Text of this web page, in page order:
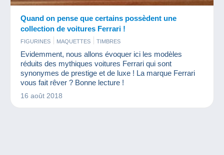
Quand on pense que certains possèdent une
collection de voitures Ferrari !
FIGURINES MAQUETTES TIMBRES
Evidemment, nous allons évoquer ici les modèles
réduits des mythiques voitures Ferrari qui sont
synonymes de prestige et de luxe ! La marque Ferrari
vous fait rêver ? Bonne lecture !
16 août 2018